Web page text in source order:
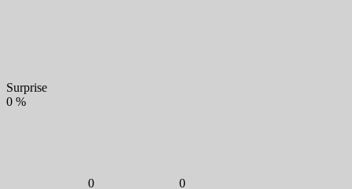
Surprise
0 %
0 0